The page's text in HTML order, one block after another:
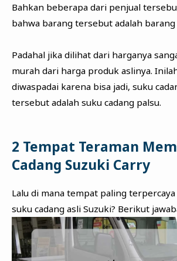
Bahkan beberapa dari penjual
bahwa barang tersebut adalah barang
Padahal jika dilihat dari harganya
murah dari harga produk aslinya.
diwaspadai karena bisa jadi, suku
tersebut adalah suku cadang palsu.
2 Tempat Teraman
Cadang Suzuki Carry
Lalu di mana tempat paling
suku cadang asli Suzuki? Berikut